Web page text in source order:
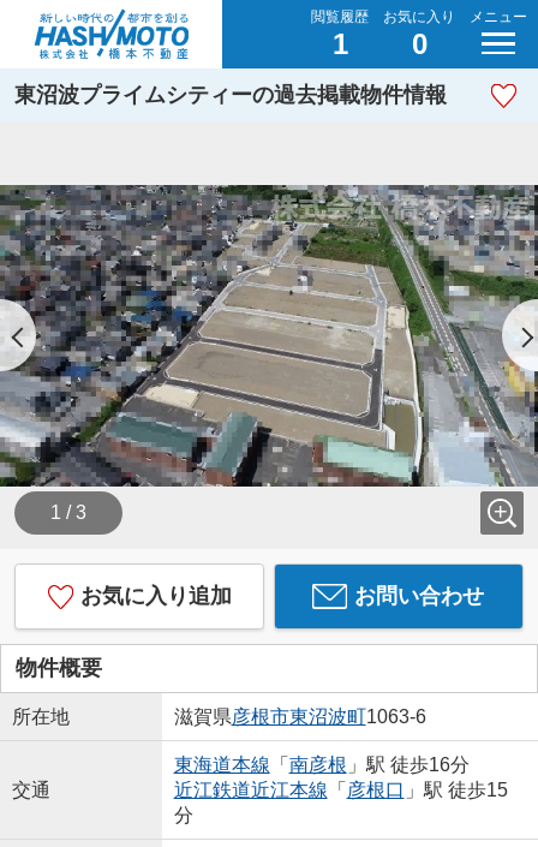
閲覧履歴
1
お気に入り
0
メニュー
東沼波プライムシティーの過去掲載物件情報
1 / 3
お気に入り追加 お問い合わせ
物件概要
所在地 滋賀県彦根市東沼波町1063-6
交通
東海道本線 「 南彦根 」駅 徒歩16分
近江鉄道近江本線 「 彦根口 」駅 徒歩15
分